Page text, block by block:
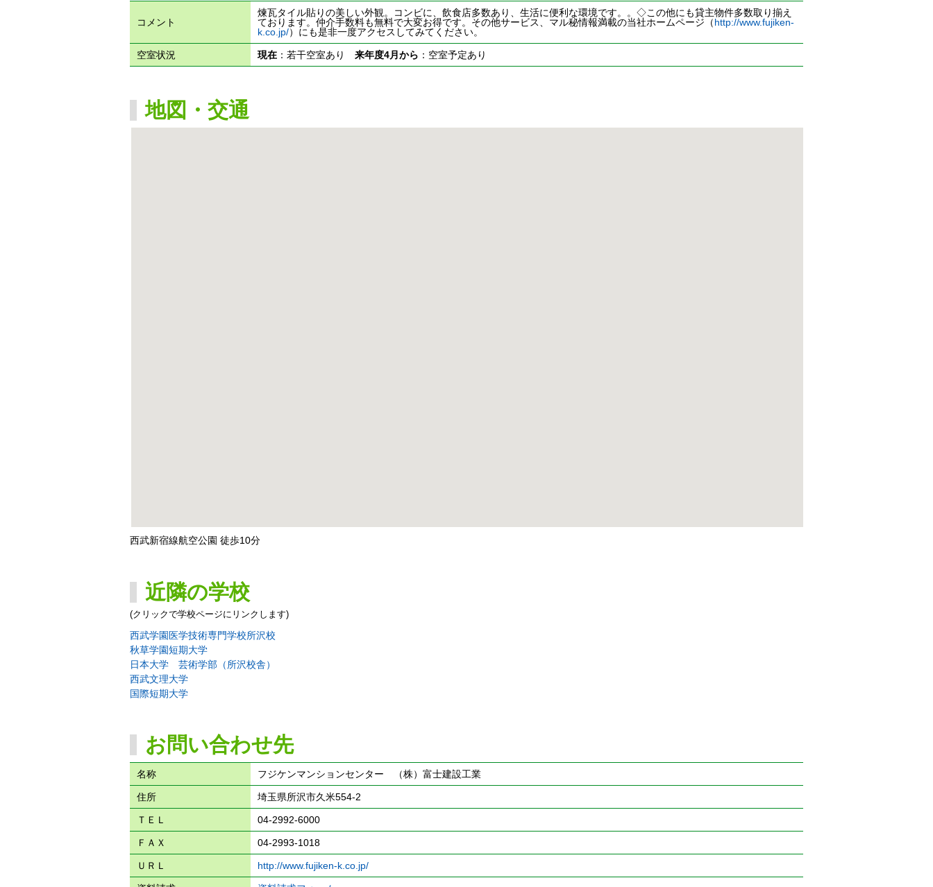
コメント
煉瓦タイル貼りの美しい外観。コンビに、飲食店多数あり、生活に便利な環境です。。◇この他にも貸主物件多数取り揃え
ております。仲介手数料も無料で大変お得です。その他サービス、マル秘情報満載の当社ホームページ（http://www.fujiken-
k.co.jp/）にも是非一度アクセスしてみてください。
空室状況 現在：若干空室あり 来年度4月から ：空室予定あり
地図・交通
西武新宿線航空公園 徒歩10分
近隣の学校
(クリックで学校ページにリンクします)
西武学園医学技術専門学校所沢校
秋草学園短期大学
日本大学 芸術学部（所沢校舎）
西武文理大学
国際短期大学
お問い合わせ先
名称 フジケンマンションセンター （株）富士建設工業
住所 埼玉県所沢市久米554-2
ＴＥＬ 04-2992-6000
ＦＡＸ 04-2993-1018
ＵＲＬ http://www.fujiken-k.co.jp/